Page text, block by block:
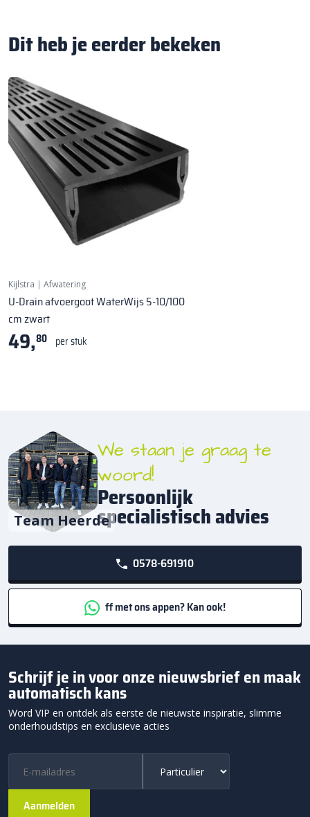
Dit heb je eerder bekeken
Kijlstra | Afwatering
U-Drain afvoergoot WaterWijs 5-10/100
cm zwart
49,80 per stuk
Team Heerde
We staan je graag te
woord!
Persoonlijk
specialistisch advies
0578-691910
ff met ons appen? Kan ook!
Schrijf je in voor onze nieuwsbrief en maak
automatisch kans
Word VIP en ontdek als eerste de nieuwste inspiratie, slimme
onderhoudstips en exclusieve acties